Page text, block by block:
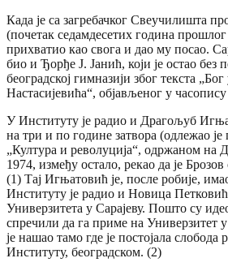
Када је са загребачког Свеучилишта
(почетак седамдесетих година
прихватио као свога и дао му посао.
био и Ђорђе Ј. Јанић, који је остао без
београдској гимназији због текста
Настасијевића“, објављеног у
У Институту је радио и Драгољуб
на три и по године затвора (одлежао је
„Култура и револуција“, одржаном на
1974, између остало, рекао да је
(1) Тај Игњатовић је, после робије,
Институту је радио и Новица Петковић,
Универзитета у Сарајеву. Пошто су
спречили да га приме на Универзитет
је нашао тамо где је постојала
Институту, београдском. (2)